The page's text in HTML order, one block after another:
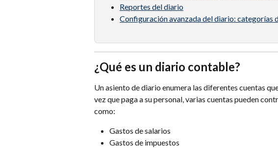
Reportes del diario
Configuración avanzada del diario: categorías
¿Qué es un diario contable?
Un asiento de diario enumera las diferentes cuentas
vez que paga a su personal, varias cuentas pueden
como:
Gastos de salarios
Gastos de impuestos